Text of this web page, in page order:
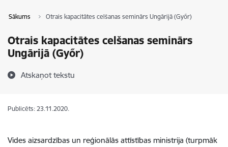
Sākums Otrais kapacitātes celšanas seminārs Ungārijā (Győr)
Otrais kapacitātes celšanas seminārs
Ungārijā (Győr)
Atskaņot tekstu
Publicēts: 23.11.2020.
Vides aizsardzības un reģionālās attīstības ministrija (turpmāk